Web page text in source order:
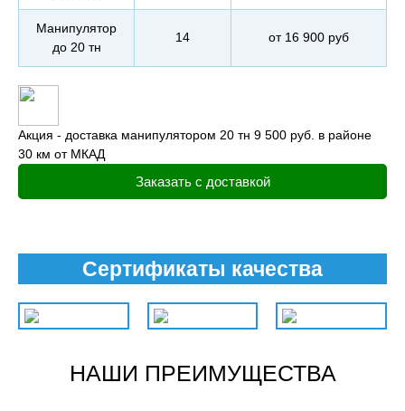
Манипулятор
до 20 тн
14 от 16 900 руб
Акция - доставка манипулятором 20 тн 9 500 руб. в районе
30 км от МКАД
Заказать с доставкой
Сертификаты качества
НАШИ ПРЕИМУЩЕСТВА